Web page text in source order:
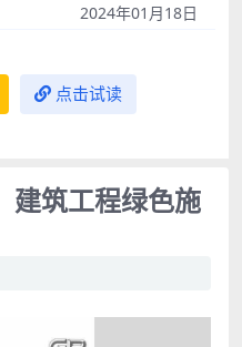
2024年01月18日
点击试读
建筑工程绿色施